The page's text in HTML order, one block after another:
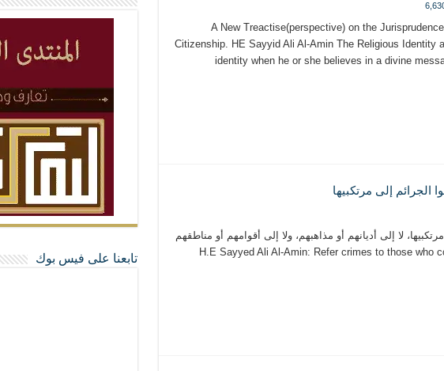
A New Treactise(perspective) on the
Citizenship. HE Sayyid Ali Al-Amin The Religious Identity
identity when he or she believes in a divine
لا إلى أديانهم أو مذاهبهم، ولا إلى أقوامهم أو مناطقهم
H.E Sayyed Ali Al-Amin: Refer crimes to those who
تابعنا على فيس بوك